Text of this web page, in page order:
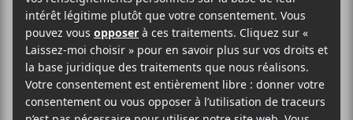
Plaque Tournante
| Ariane Roy et
Maurin Auxéméry